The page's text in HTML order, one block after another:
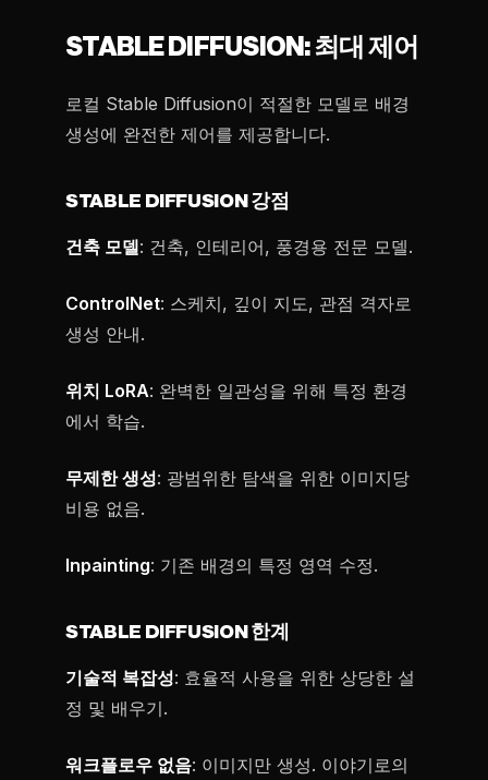
STABLE DIFFUSION: 최대 제어
로컬 Stable Diffusion이 적절한 모델로 배경
생성에 완전한 제어를 제공합니다.
STABLE DIFFUSION 강점
건축 모델: 건축, 인테리어, 풍경용 전문 모델.
ControlNet: 스케치, 깊이 지도, 관점 격자로
생성 안내.
위치 LoRA: 완벽한 일관성을 위해 특정 환경
에서 학습.
무제한 생성: 광범위한 탐색을 위한 이미지당
비용 없음.
Inpainting: 기존 배경의 특정 영역 수정.
STABLE DIFFUSION 한계
기술적 복잡성: 효율적 사용을 위한 상당한 설
정 및 배우기.
워크플로우 없음: 이미지만 생성. 이야기로의